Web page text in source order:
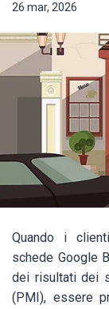
Italiano
26 mar, 2026
Quando i
schede Google
dei risultati dei
(PMI), essere